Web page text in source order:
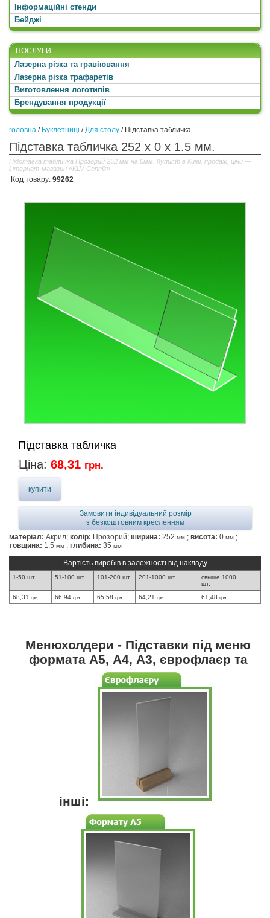
Інформаційні стенди
Бейджі
ПОСЛУГИ
Лазерна різка та гравіювання
Лазерна різка трафаретів
Виготовлення логотипів
Брендування продукції
головна / Буклетниці /Для столу / Підставка табличка
Підставка табличка 252 x 0 x 1.5 мм.
Підставка табличка Прозорий 252 мм на 0мм. Купитb в Київі, продаж, ціни —
інтернет-магазин «KLV-Cennik»
Код товару: 99262
Підставка табличка
Ціна: 68,31 грн.
купити
Замовити індивідуальний розмір
з безкоштовним кресленням
матеріал: Акрил; колір: Прозорий; ширина: 252 мм ; висота: 0 мм ;
товщина: 1.5 мм ; глибина: 35 мм
Вартість виробів в залежності від накладу
1-50 шт. 51-100 шт 101-200 шт. 201-1000 шт.
свыше 1000
шт.
68,31 грн. 66,94грн. 65,58 грн. 64,21 грн. 61,48 грн.
Менюхолдери - Підставки під меню
формата А5, А4, А3, єврофлаєр та
інші: